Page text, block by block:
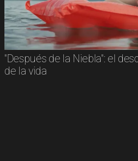
"Después de la Niebla": el
de la vida